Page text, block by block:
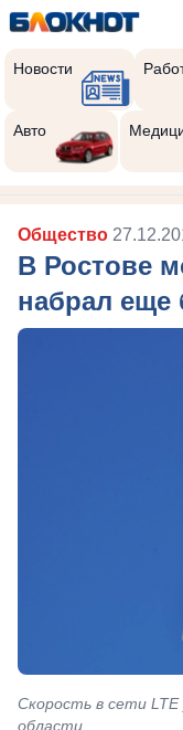
Новости
Авто
Общество
В Ростове
набрал еще
Скорость в сети LTE
области